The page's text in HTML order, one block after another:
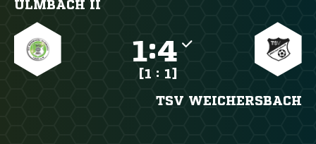
ULMBACH II
:
[1 : 1]
TSV WEICHERSBACH